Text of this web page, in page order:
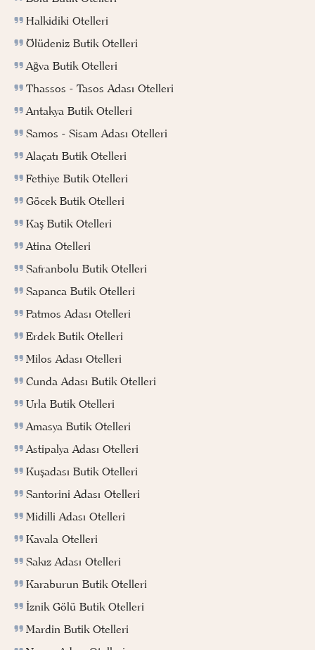
Halkidiki Otelleri
Ölüdeniz Butik Otelleri
Ağva Butik Otelleri
Thassos - Tasos Adası Otelleri
Antakya Butik Otelleri
Samos - Sisam Adası Otelleri
Alaçatı Butik Otelleri
Fethiye Butik Otelleri
Göcek Butik Otelleri
Kaş Butik Otelleri
Atina Otelleri
Safranbolu Butik Otelleri
Sapanca Butik Otelleri
Patmos Adası Otelleri
Erdek Butik Otelleri
Milos Adası Otelleri
Cunda Adası Butik Otelleri
Urla Butik Otelleri
Amasya Butik Otelleri
Astipalya Adası Otelleri
Kuşadası Butik Otelleri
Santorini Adası Otelleri
Midilli Adası Otelleri
Kavala Otelleri
Sakız Adası Otelleri
Karaburun Butik Otelleri
İznik Gölü Butik Otelleri
Mardin Butik Otelleri